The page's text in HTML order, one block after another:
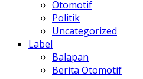
Laman
Pedoman Media Siber
Kode Etik
Indeks
Disclaimer
Privacy Policy